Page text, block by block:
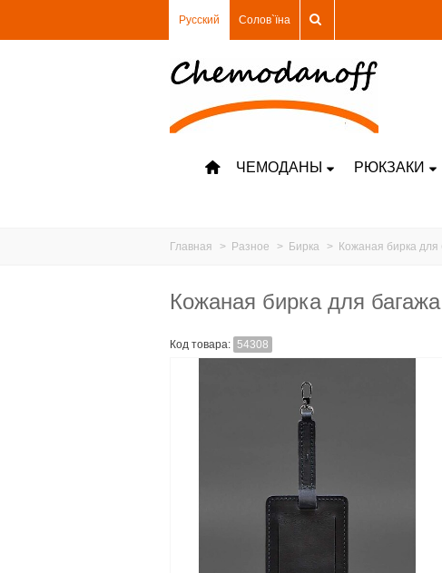
Русский Солов`їна
ЧЕМОДАНЫ РЮКЗАКИ
Главная > Разное > Бирка > Кожаная бирка для
Кожаная бирка для
Код товара: 54308